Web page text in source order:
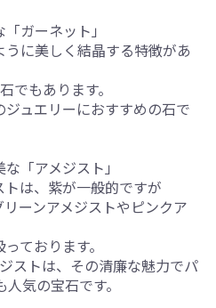
ガーネット」
に美しく結晶する特徴があ
でもあります。
ュエリーにおすすめの石で
「アメジスト」
は、紫が一般的ですが
ーンアメジストやピンクア
ております。
ストは、その清廉な魅力でパ
気の宝石です。